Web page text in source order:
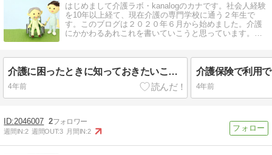
はじめまして介護ラボ・kanalogのカナです。社会人経験
を10年以上経て、現在介護の専門学校に通う２年生で
す。このブログは２０２０年６月から始めました。介護
にかかわるあれこれを書いていこうと思っています。よ
介護に困ったときに知っておきたいこと（相談窓口・手続き）
4年前 4年前
2046007 2
週間IN:2 週間OUT:3 月間IN:2